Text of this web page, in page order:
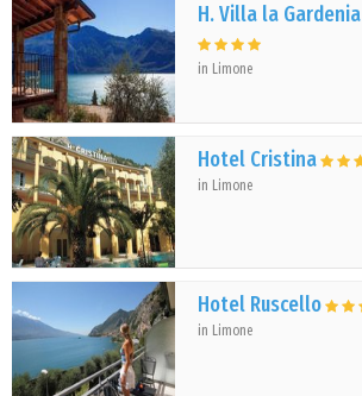
H. Villa la Gardenia
in Limone
Hotel Cristina
in Limone
Hotel Ruscello
in Limone